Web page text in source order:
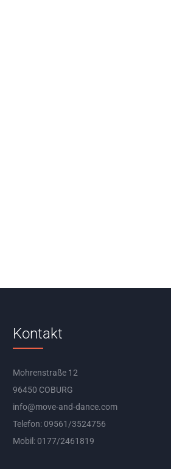
Kontakt
Mohrenstraße 12
96450 COBURG
info@move-and-dance.com
Telefon: 09561/3524756
Mobil: 0177/2461819